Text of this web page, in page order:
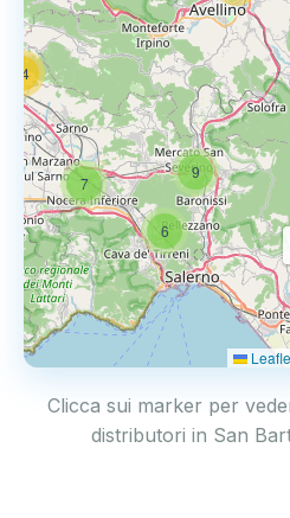
6
7
9
14
Clicca sui marker per
distributori in San